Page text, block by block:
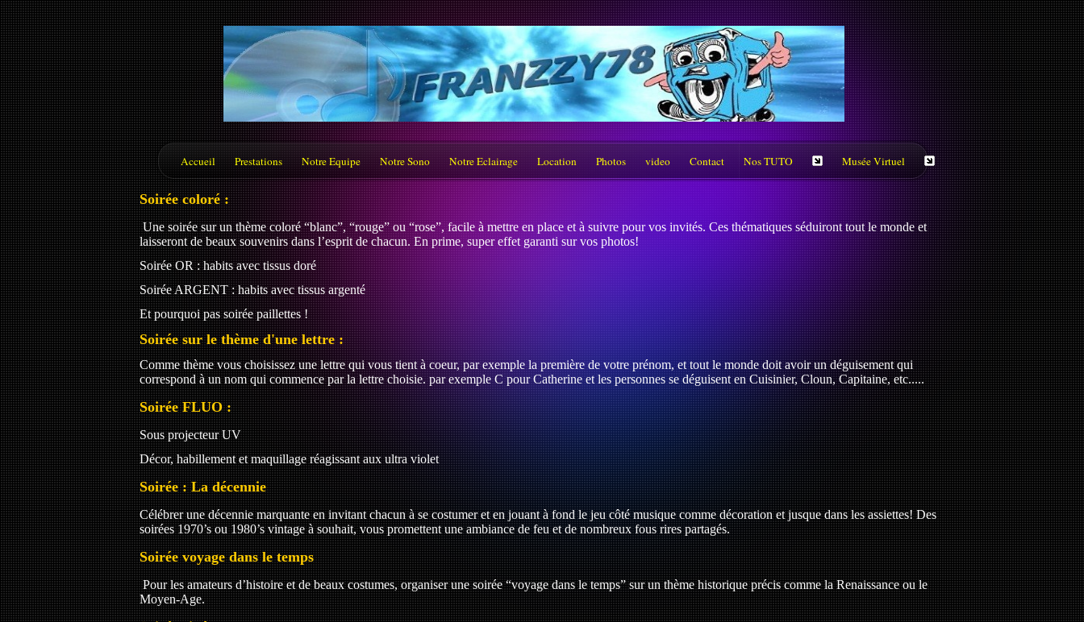
Accueil Prestations Notre Equipe Notre Sono Notre Eclairage Location Photos video Contact Nos TUTO Musée Virtuel
Soirée coloré :
Une soirée sur un thème coloré “blanc”, “rouge” ou “rose”, facile à mettre en place et à suivre pour vos invités. Ces thématiques séduiront tout le monde et
laisseront de beaux souvenirs dans l’esprit de chacun. En prime, super effet garanti sur vos photos!
Soirée OR : habits avec tissus doré
Soirée ARGENT : habits avec tissus argenté
Et pourquoi pas soirée paillettes !
Soirée sur le thème d'une lettre :
Comme thème vous choisissez une lettre qui vous tient à coeur, par exemple la première de votre prénom, et tout le monde doit avoir un déguisement qui
correspond à un nom qui commence par la lettre choisie. par exemple C pour Catherine et les personnes se déguisent en Cuisinier, Cloun, Capitaine, etc.....
Soirée FLUO :
Sous projecteur UV
Décor, habillement et maquillage réagissant aux ultra violet
Soirée : La décennie
Célébrer une décennie marquante en invitant chacun à se costumer et en jouant à fond le jeu côté musique comme décoration et jusque dans les assiettes! Des
soirées 1970’s ou 1980’s vintage à souhait, vous promettent une ambiance de feu et de nombreux fous rires partagés.
Soirée voyage dans le temps
Pour les amateurs d’histoire et de beaux costumes, organiser une soirée “voyage dans le temps” sur un thème historique précis comme la Renaissance ou le
Moyen-Age.